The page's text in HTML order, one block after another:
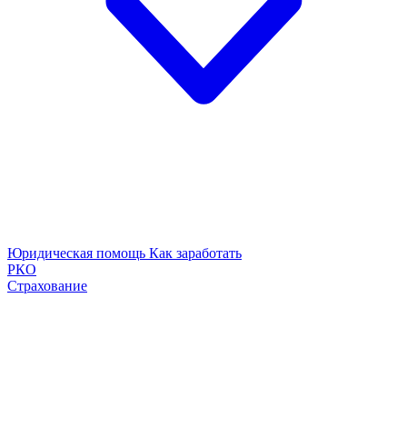
Юридическая помощь Как заработать
РКО
Страхование